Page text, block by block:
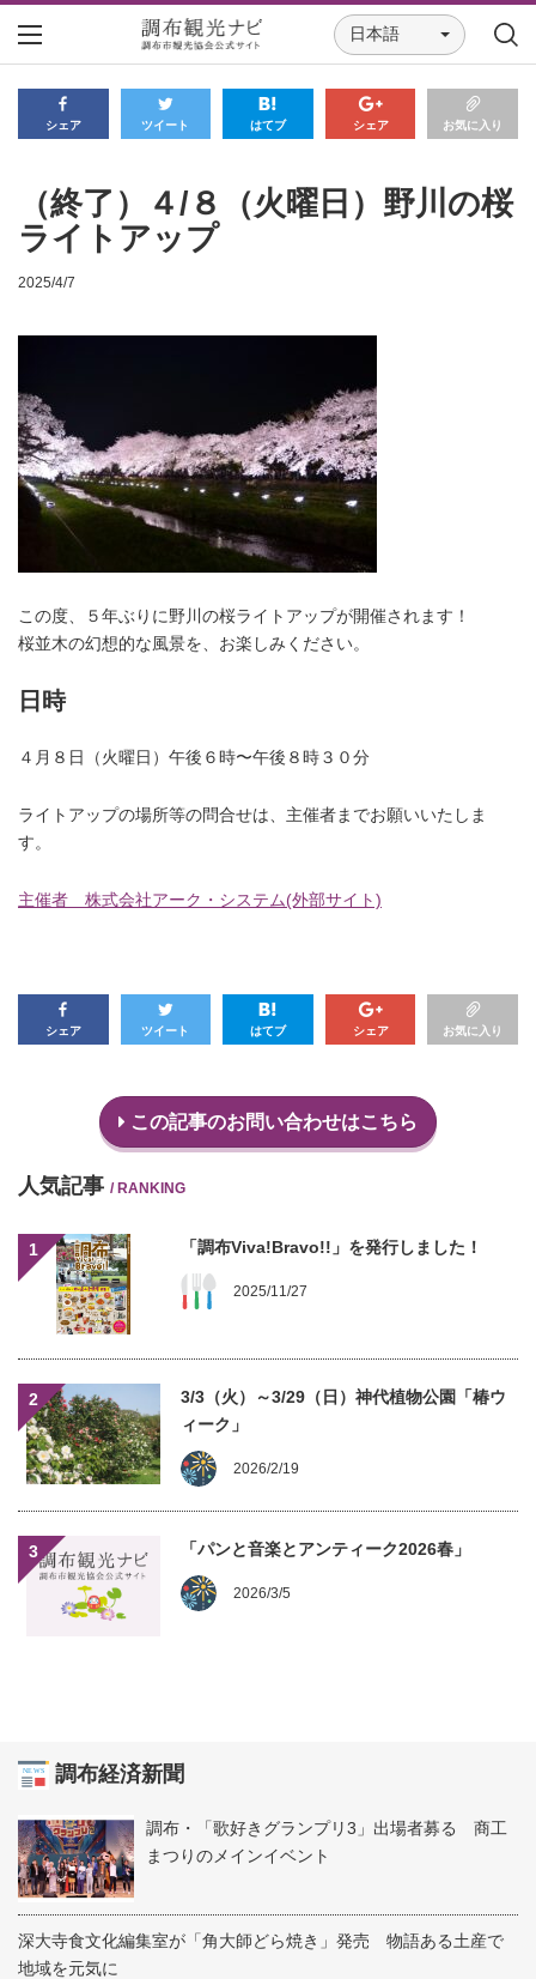
日本語
シェア ツイート はてブ シェア お気に入り
（終了）４/８（火曜日）野川の桜
ライトアップ
2025/4/7
この度、５年ぶりに野川の桜ライトアップが開催されます！
桜並木の幻想的な風景を、お楽しみください。
日時
４月８日（火曜日）午後６時〜午後８時３０分
ライトアップの場所等の問合せは、主催者までお願いいたしま
す。
主催者 株式会社アーク・システム(外部サイト)
シェア ツイート はてブ シェア お気に入り
この記事のお問い合わせはこちら
人気記事 / RANKING
1 「調布Viva!Bravo!!」を発行しました！
2025/11/27
2
3/3（火）～3/29（日）神代植物公園「椿ウ
ィーク」
2026/2/19
3 「パンと音楽とアンティーク2026春」
2026/3/5
調布経済新聞
調布・「歌好きグランプリ3」出場者募る 商工
まつりのメインイベント
深大寺食文化編集室が「角大師どら焼き」発売 物語ある土産で
地域を元気に